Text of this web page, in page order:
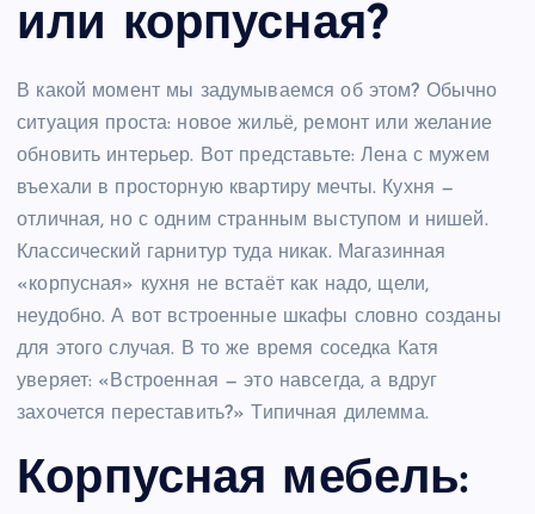
или корпусная?
В какой момент мы задумываемся об этом? Обычно
ситуация проста: новое жильё, ремонт или желание
обновить интерьер. Вот представьте: Лена с мужем
въехали в просторную квартиру мечты. Кухня —
отличная, но с одним странным выступом и нишей.
Классический гарнитур туда никак. Магазинная
«корпусная» кухня не встаёт как надо, щели,
неудобно. А вот встроенные шкафы словно созданы
для этого случая. В то же время соседка Катя
уверяет: «Встроенная — это навсегда, а вдруг
захочется переставить?» Типичная дилемма.
Корпусная мебель: